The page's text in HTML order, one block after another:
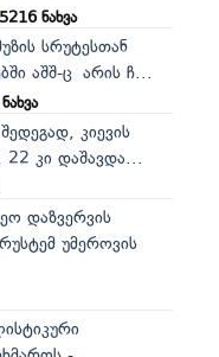
5216ნახვა
სრუტესთან
აშშ-ც არის ჩ...
კიევის
22 კი დაშავდა...
დაზვერვის
უმეროვის